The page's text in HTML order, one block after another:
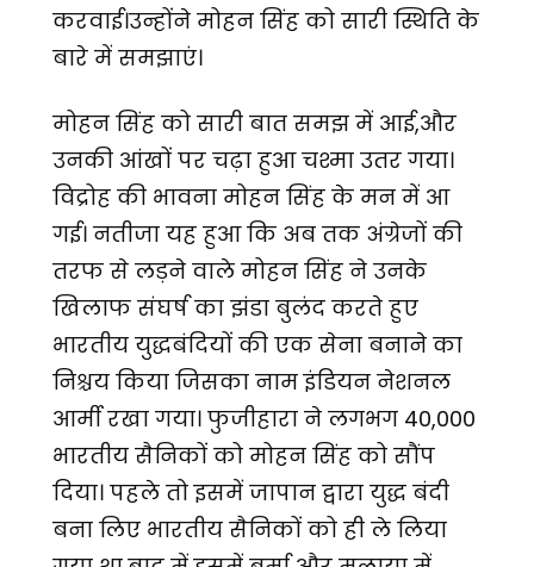
करवाई।उन्होंने मोहन सिंह को सारी स्थिति के
बारे में समझाएं।
मोहन सिंह को सारी बात समझ में आई,और
उनकी आंखों पर चढ़ा हुआ चश्मा उतर गया।
विद्रोह की भावना मोहन सिंह के मन में आ
गई। नतीजा यह हुआ कि अब तक अंग्रेजों की
तरफ से लड़ने वाले मोहन सिंह ने उनके
खिलाफ संघर्ष का झंडा बुलंद करते हुए
भारतीय युद्धबंदियों की एक सेना बनाने का
निश्चय किया जिसका नाम इंडियन नेशनल
आर्मी रखा गया। फुजीहारा ने लगभग 40,000
भारतीय सैनिकों को मोहन सिंह को सौंप
दिया। पहले तो इसमें जापान द्वारा युद्ध बंदी
बना लिए भारतीय सैनिकों को ही ले लिया